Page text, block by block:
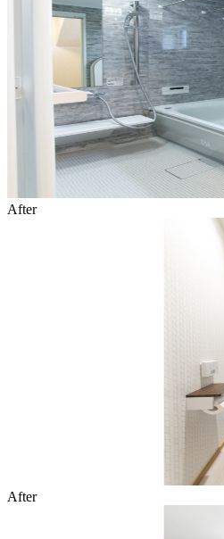
After
After